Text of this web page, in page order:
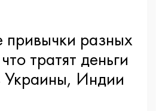
разных
тратят деньги
Украины, Индии